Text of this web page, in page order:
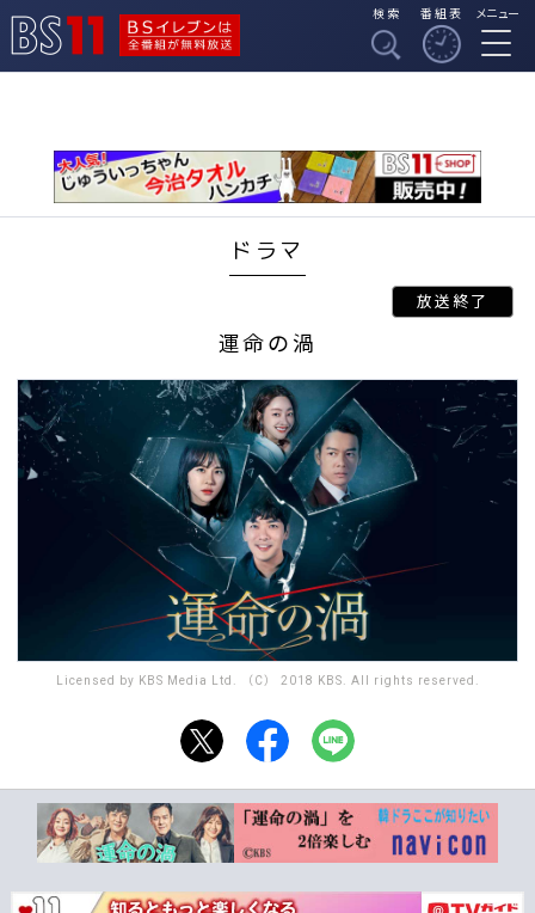
BSイレブンは全番組
検索 番組表 メニュー
ドラマ
運命の渦
Licensed by KBS Media Ltd. （C） 2018 KBS. All rights reserved.